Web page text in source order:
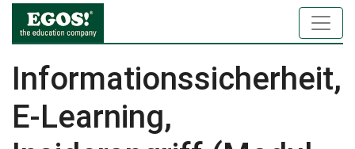
Informationssicherheit,
E-Learning,